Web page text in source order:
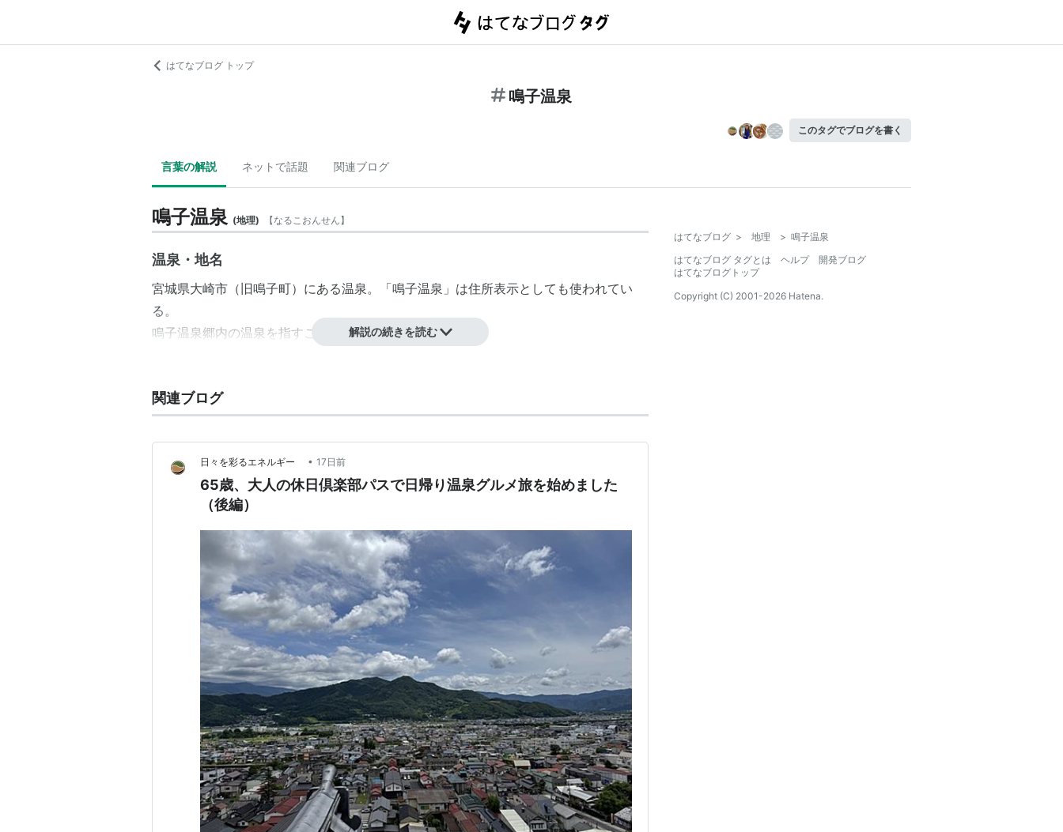
はてなブログ トップ
鳴子温泉
このタグでブログを書く
言葉の解説 ネットで話題 関連ブログ
鳴子温泉 (地理) 【なるこおんせん】
温泉・地名
宮城県大崎市 （旧鳴子町）にある温泉。「鳴子温泉 」は住所表示としても使われてい
る。
鳴子温泉郷内の温泉を指すこともある。→鳴子温泉郷
滝の湯
入湯料
7:30〜22:00
酸性含明ばん・緑ばん・芒硝硫化水素泉
早稲田大学の学生が掘り当てた温泉で、「早稲田湯」と呼ばれ親しまれていた共同湯。
平成10年に 早稲田大学石山修武教授の設計で改築し、「早稲田桟敷湯」に改名した。
大人 530 円、子供 320 円
営業時間 8:30〜22:00
含食塩・芒硝泉
鳴子温泉駅 JR東日本
宮城県大崎市鳴子温泉字湯元に存在する、JR東日本の駅。→鳴子温泉駅
解説の続きを読む
関連ブログ
日々を彩るエネルギー • 17日前
65歳、大人の休日倶楽部パスで日帰り温泉グルメ旅を始めました
（後編）
はてなブログ > 地理 > 鳴子温泉
はてなブログ タグとは
ヘルプ
開発ブログ
はてなブログトップ
Copyright (C) 2001-2026 Hatena.